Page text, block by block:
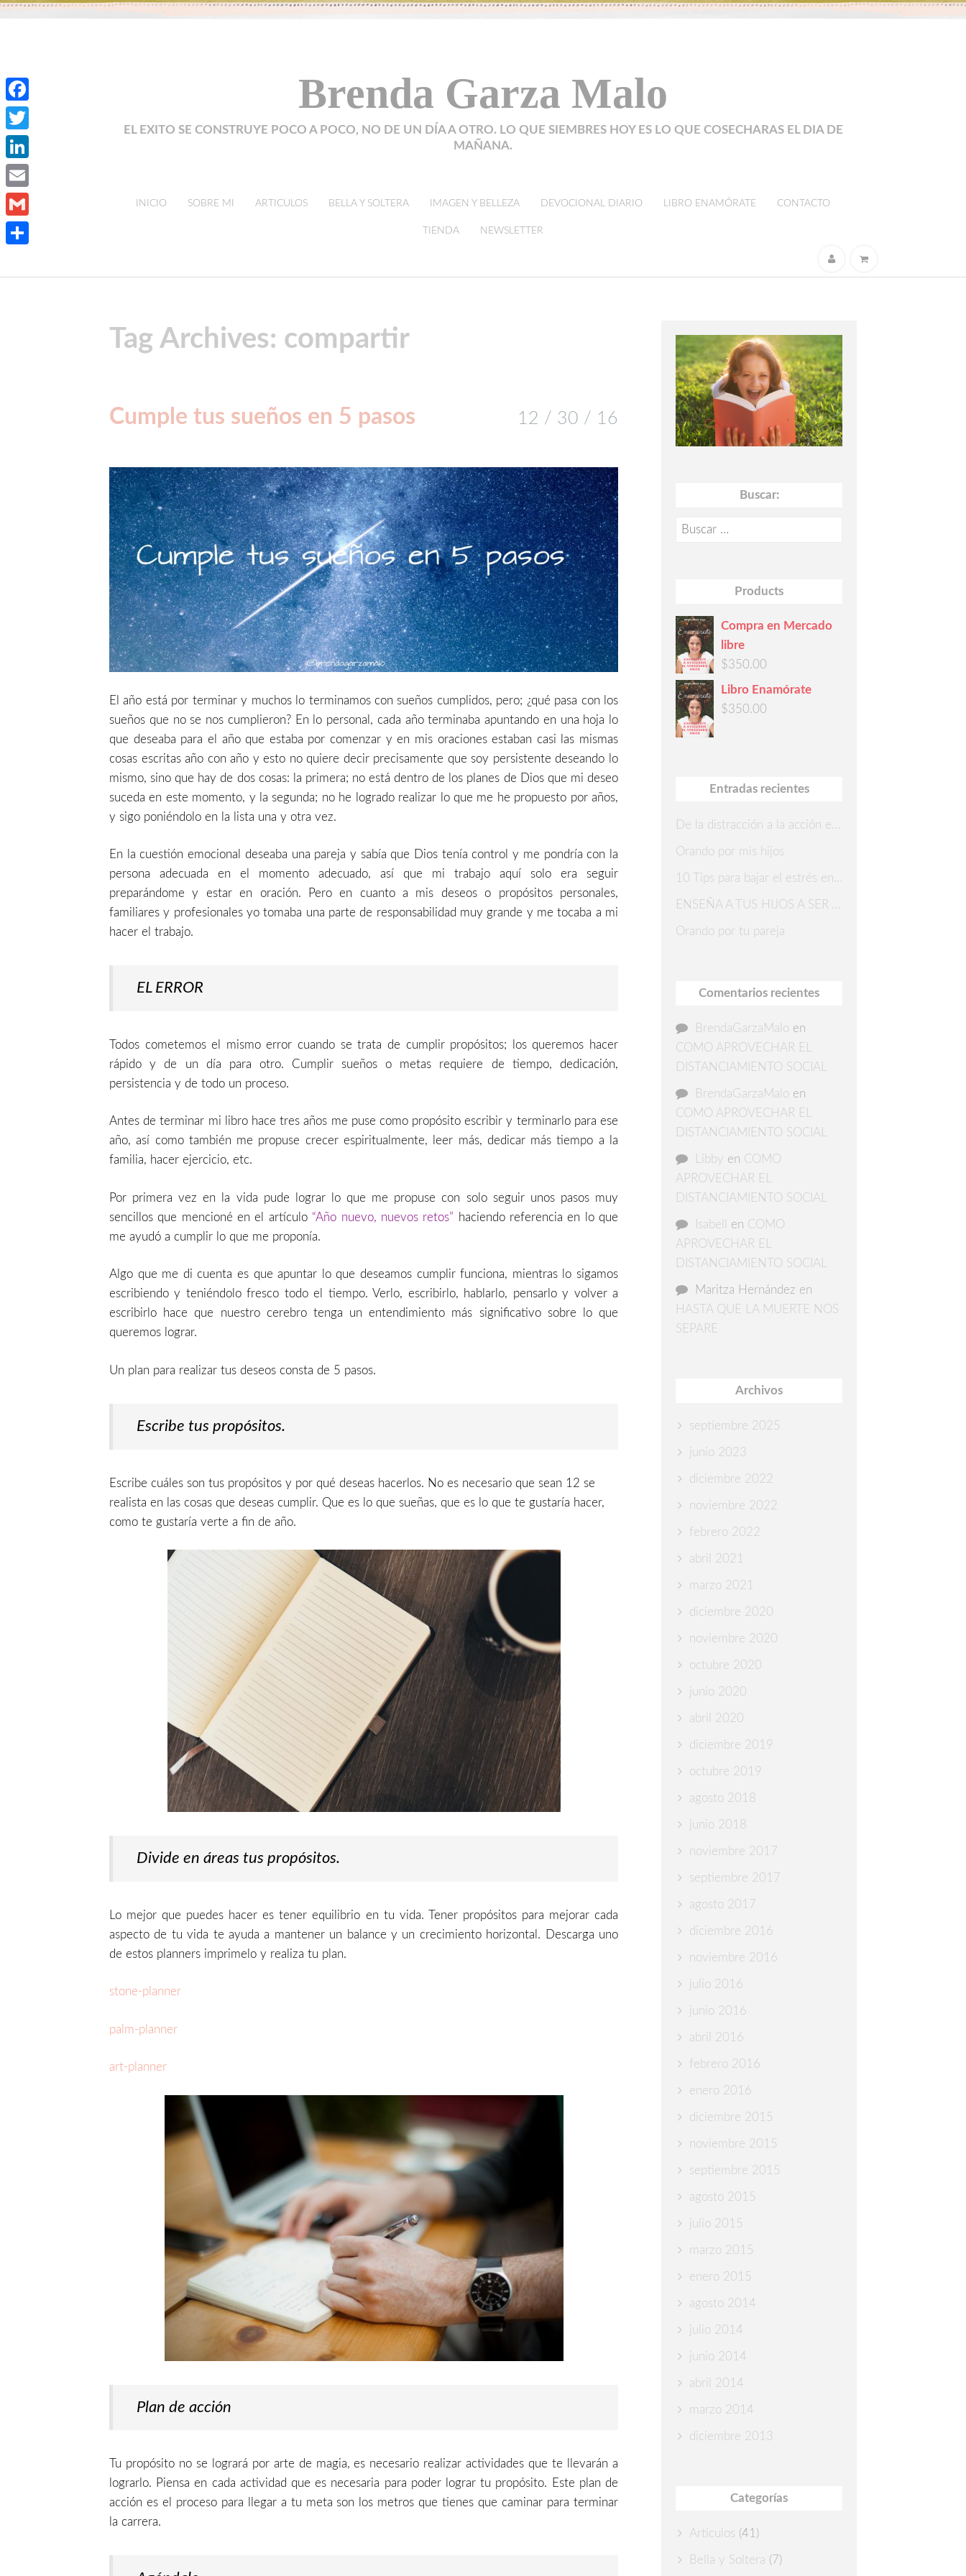
Brenda Garza Malo
EL EXITO SE CONSTRUYE POCO A POCO, NO DE UN DÍA A OTRO. LO QUE SIEMBRES HOY ES LO QUE COSECHARAS EL DIA DE
MAÑANA.
skip to content
INICIO SOBRE MI ARTICULOS BELLA Y SOLTERA IMAGEN Y BELLEZA DEVOCIONAL DIARIO LIBRO ENAMÓRATE CONTACTO
TIENDA NEWSLETTER
Tag Archives: compartir
Cumple tus sueños en 5 pasos 12 / 30 / 16
El año está por terminar y muchos lo terminamos con sueños cumplidos, pero; ¿qué pasa con los
sueños que no se nos cumplieron? En lo personal, cada año terminaba apuntando en una hoja lo
que deseaba para el año que estaba por comenzar y en mis oraciones estaban casi las mismas
cosas escritas año con año y esto no quiere decir precisamente que soy persistente deseando lo
mismo, sino que hay de dos cosas: la primera; no está dentro de los planes de Dios que mi deseo
suceda en este momento, y la segunda; no he logrado realizar lo que me he propuesto por años,
y sigo poniéndolo en la lista una y otra vez.
En la cuestión emocional deseaba una pareja y sabía que Dios tenía control y me pondría con la
persona adecuada en el momento adecuado, así que mi trabajo aquí solo era seguir
preparándome y estar en oración. Pero en cuanto a mis deseos o propósitos personales,
familiares y profesionales yo tomaba una parte de responsabilidad muy grande y me tocaba a mi
hacer el trabajo.
EL ERROR
Todos cometemos el mismo error cuando se trata de cumplir propósitos; los queremos hacer
rápido y de un día para otro. Cumplir sueños o metas requiere de tiempo, dedicación,
persistencia y de todo un proceso.
Antes de terminar mi libro hace tres años me puse como propósito escribir y terminarlo para ese
año, así como también me propuse crecer espiritualmente, leer más, dedicar más tiempo a la
familia, hacer ejercicio, etc.
Por primera vez en la vida pude lograr lo que me propuse con solo seguir unos pasos muy
sencillos que mencioné en el artículo “Año nuevo, nuevos retos” haciendo referencia en lo que
me ayudó a cumplir lo que me proponía.
Algo que me di cuenta es que apuntar lo que deseamos cumplir funciona, mientras lo sigamos
escribiendo y teniéndolo fresco todo el tiempo. Verlo, escribirlo, hablarlo, pensarlo y volver a
escribirlo hace que nuestro cerebro tenga un entendimiento más significativo sobre lo que
queremos lograr.
Un plan para realizar tus deseos consta de 5 pasos.
Escribe tus propósitos.
Escribe cuáles son tus propósitos y por qué deseas hacerlos. No es necesario que sean 12 se
realista en las cosas que deseas cumplir. Que es lo que sueñas, que es lo que te gustaría hacer,
como te gustaría verte a fin de año.
Divide en áreas tus propósitos.
Lo mejor que puedes hacer es tener equilibrio en tu vida. Tener propósitos para mejorar cada
aspecto de tu vida te ayuda a mantener un balance y un crecimiento horizontal. Descarga uno
de estos planners imprimelo y realiza tu plan.
stone-planner
palm-planner
art-planner
Plan de acción
Tu propósito no se logrará por arte de magia, es necesario realizar actividades que te llevarán a
lograrlo. Piensa en cada actividad que es necesaria para poder lograr tu propósito. Este plan de
acción es el proceso para llegar a tu meta son los metros que tienes que caminar para terminar
la carrera.
Buscar:
Buscar:
Products
Compra en Mercado
libre
$350.00
Libro Enamórate
$350.00
Entradas recientes
De la distracción a la acción en 7 pasos
Orando por mis hijos
10 Tips para bajar el estrés en Navidad
ENSEÑA A TUS HIJOS A SER AGRADECIDOS
Orando por tu pareja
Comentarios recientes
BrendaGarzaMalo en
COMO APROVECHAR EL
DISTANCIAMIENTO SOCIAL
BrendaGarzaMalo en
COMO APROVECHAR EL
DISTANCIAMIENTO SOCIAL
Libby en COMO
APROVECHAR EL
DISTANCIAMIENTO SOCIAL
Isabell en COMO
APROVECHAR EL
DISTANCIAMIENTO SOCIAL
Maritza Hernández en
HASTA QUE LA MUERTE NOS
SEPARE
Archivos
septiembre 2025
junio 2023
diciembre 2022
noviembre 2022
febrero 2022
abril 2021
marzo 2021
diciembre 2020
noviembre 2020
octubre 2020
junio 2020
abril 2020
diciembre 2019
octubre 2019
agosto 2018
junio 2018
noviembre 2017
septiembre 2017
agosto 2017
diciembre 2016
noviembre 2016
julio 2016
junio 2016
abril 2016
febrero 2016
enero 2016
diciembre 2015
noviembre 2015
septiembre 2015
agosto 2015
julio 2015
marzo 2015
enero 2015
agosto 2014
julio 2014
junio 2014
abril 2014
marzo 2014
diciembre 2013
Categorías
Articulos (41)
Bella y Soltera (7)
Facebook
Twitter
LinkedIn
Email
Gmail